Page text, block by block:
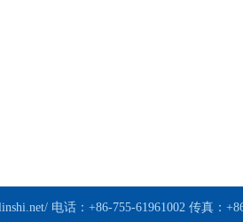
电话：+86-755-61961002 传真：